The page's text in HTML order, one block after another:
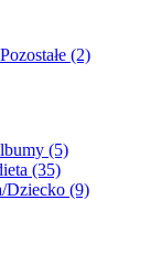
Pozostałe (2)
(5)
(35)
Dziecko (9)